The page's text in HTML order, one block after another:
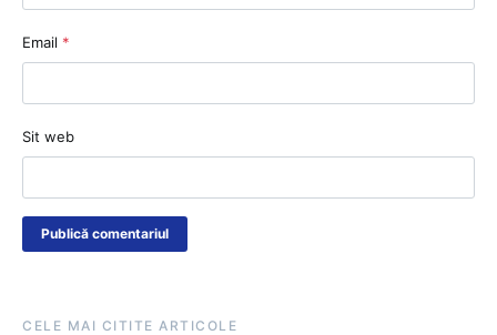
Email *
Sit web
CELE MAI CITITE ARTICOLE